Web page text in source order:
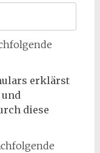
erklärst
diese